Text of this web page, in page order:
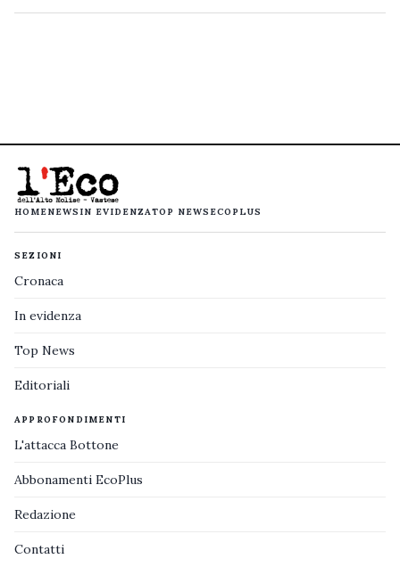
HOMENEWS IN EVIDENZATOP NEWS ECOPLUS
SEZIONI
Cronaca
In evidenza
Top News
Editoriali
APPROFONDIMENTI
L'attacca Bottone
Abbonamenti EcoPlus
Redazione
Contatti